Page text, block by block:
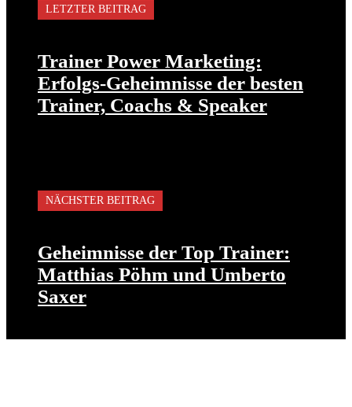
LETZTER BEITRAG
Trainer Power Marketing:
Erfolgs-Geheimnisse der besten
Trainer, Coachs & Speaker
NÄCHSTER BEITRAG
Geheimnisse der Top Trainer:
Matthias Pöhm und Umberto
Saxer